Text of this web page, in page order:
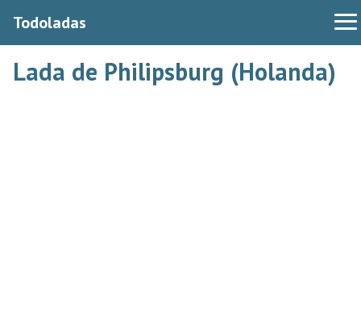
Todoladas
Lada de Philipsburg (Holanda)